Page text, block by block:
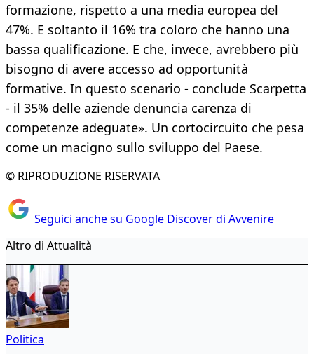
formazione, rispetto a una media europea del
47%. E soltanto il 16% tra coloro che hanno una
bassa qualificazione. E che, invece, avrebbero più
bisogno di avere accesso ad opportunità
formative. In questo scenario - conclude Scarpetta
- il 35% delle aziende denuncia carenza di
competenze adeguate». Un cortocircuito che pesa
come un macigno sullo sviluppo del Paese.
© RIPRODUZIONE RISERVATA
Seguici anche su Google Discover di Avvenire
Altro di Attualità
Politica